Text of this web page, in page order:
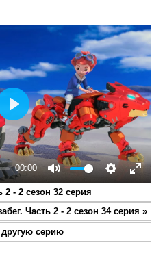
00:00
Mute Settings
Enter
Play
2 - 2 сезон 32 серия
Часть 2 - 2 сезон 34 серия »
серию